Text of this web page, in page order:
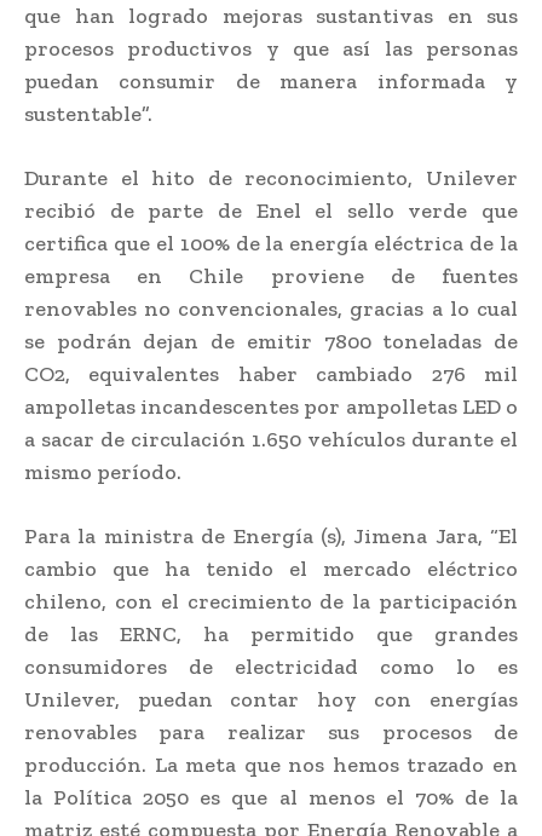
que han logrado mejoras sustantivas en sus
procesos productivos y que así las personas
puedan consumir de manera informada y
sustentable”.
Durante el hito de reconocimiento, Unilever
recibió de parte de Enel el sello verde que
certifica que el 100% de la energía eléctrica de la
empresa en Chile proviene de fuentes
renovables no convencionales, gracias a lo cual
se podrán dejan de emitir 7800 toneladas de
CO2, equivalentes haber cambiado 276 mil
ampolletas incandescentes por ampolletas LED o
a sacar de circulación 1.650 vehículos durante el
mismo período.
Para la ministra de Energía (s), Jimena Jara, “El
cambio que ha tenido el mercado eléctrico
chileno, con el crecimiento de la participación
de las ERNC, ha permitido que grandes
consumidores de electricidad como lo es
Unilever, puedan contar hoy con energías
renovables para realizar sus procesos de
producción. La meta que nos hemos trazado en
la Política 2050 es que al menos el 70% de la
matriz esté compuesta por Energía Renovable a